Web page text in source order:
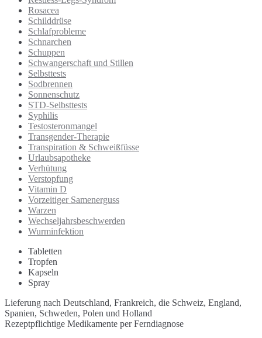
Rosacea
Schilddrüse
Schlafprobleme
Schnarchen
Schuppen
Schwangerschaft und Stillen
Selbsttests
Sodbrennen
Sonnenschutz
STD-Selbsttests
Syphilis
Testosteronmangel
Transgender-Therapie
Transpiration & Schweißfüsse
Urlaubsapotheke
Verhütung
Verstopfung
Vitamin D
Vorzeitiger Samenerguss
Warzen
Wechseljahrsbeschwerden
Wurminfektion
Tabletten
Tropfen
Kapseln
Spray
Lieferung nach Deutschland, Frankreich, die Schweiz, England,
Spanien, Schweden, Polen und Holland
Rezeptpflichtige Medikamente per Ferndiagnose